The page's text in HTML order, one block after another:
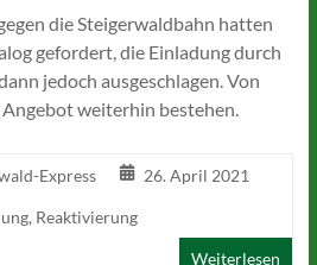
die Steigerwaldbahn hatten
gefordert, die Einladung durch
jedoch ausgeschlagen. Von
weiterhin bestehen.
Express 26. April 2021
, Reaktivierung
Weiterlesen